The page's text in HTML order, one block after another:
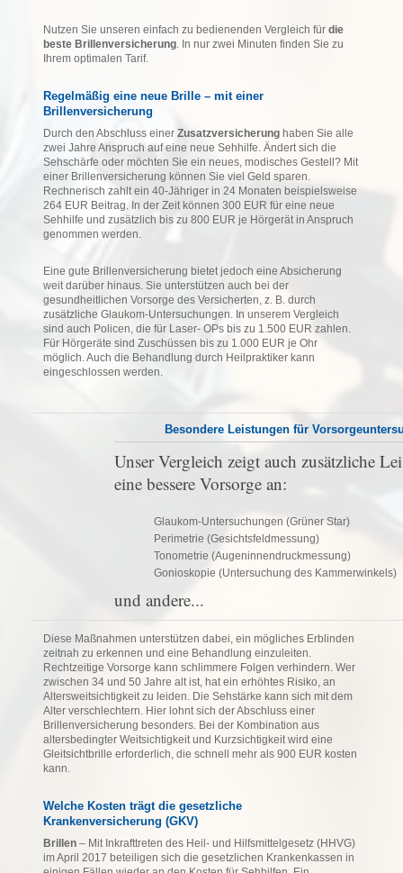
Nutzen Sie unseren einfach zu bedienenden Vergleich für die
beste Brillenversicherung. In nur zwei Minuten finden Sie zu
Ihrem optimalen Tarif.
Regelmäßig eine neue Brille – mit einer
Brillenversicherung
Durch den Abschluss einer Zusatzversicherung haben Sie alle
zwei Jahre Anspruch auf eine neue Sehhilfe. Ändert sich die
Sehschärfe oder möchten Sie ein neues, modisches Gestell? Mit
einer Brillenversicherung können Sie viel Geld sparen.
Rechnerisch zahlt ein 40-Jähriger in 24 Monaten beispielsweise
264 EUR Beitrag. In der Zeit können 300 EUR für eine neue
Sehhilfe und zusätzlich bis zu 800 EUR je Hörgerät in Anspruch
genommen werden.
Eine gute Brillenversicherung bietet jedoch eine Absicherung
weit darüber hinaus. Sie unterstützen auch bei der
gesundheitlichen Vorsorge des Versicherten, z. B. durch
zusätzliche Glaukom-Untersuchungen. In unserem Vergleich
sind auch Policen, die für Laser- OPs bis zu 1.500 EUR zahlen.
Für Hörgeräte sind Zuschüssen bis zu 1.000 EUR je Ohr
möglich. Auch die Behandlung durch Heilpraktiker kann
eingeschlossen werden.
Besondere Leistungen für
Unser Vergleich zeigt auch zusätzliche
eine bessere Vorsorge an:
Glaukom-Untersuchungen (Grüner Star)
Perimetrie (Gesichtsfeldmessung)
Tonometrie (Augeninnendruckmessung)
Gonioskopie (Untersuchung des Kammerwinkels)
und andere...
Diese Maßnahmen unterstützen dabei, ein mögliches Erblinden
zeitnah zu erkennen und eine Behandlung einzuleiten.
Rechtzeitige Vorsorge kann schlimmere Folgen verhindern. Wer
zwischen 34 und 50 Jahre alt ist, hat ein erhöhtes Risiko, an
Altersweitsichtigkeit zu leiden. Die Sehstärke kann sich mit dem
Alter verschlechtern. Hier lohnt sich der Abschluss einer
Brillenversicherung besonders. Bei der Kombination aus
altersbedingter Weitsichtigkeit und Kurzsichtigkeit wird eine
Gleitsichtbrille erforderlich, die schnell mehr als 900 EUR kosten
kann.
Welche Kosten trägt die gesetzliche
Krankenversicherung (GKV)
Brillen – Mit Inkrafttreten des Heil- und Hilfsmittelgesetz (HHVG)
im April 2017 beteiligen sich die gesetzlichen Krankenkassen in